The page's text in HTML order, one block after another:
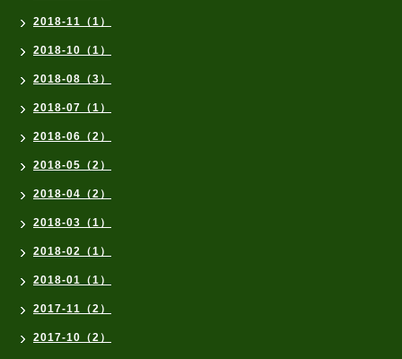
2018-11（1）
2018-10（1）
2018-08（3）
2018-07（1）
2018-06（2）
2018-05（2）
2018-04（2）
2018-03（1）
2018-02（1）
2018-01（1）
2017-11（2）
2017-10（2）